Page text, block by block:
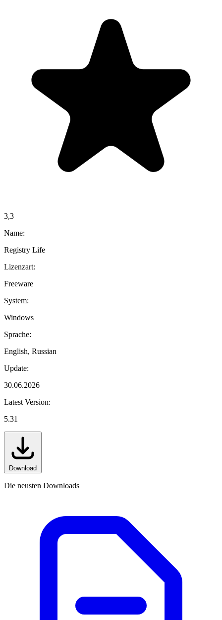
3,3
Name:
Registry Life
Lizenzart:
Freeware
System:
Windows
Sprache:
English, Russian
Update:
30.06.2026
Latest Version:
5.31
Download
Die neusten Downloads